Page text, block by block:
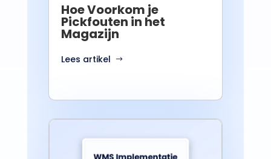
Hoe Voorkom je
Pickfouten in het
Magazijn
Lees artikel